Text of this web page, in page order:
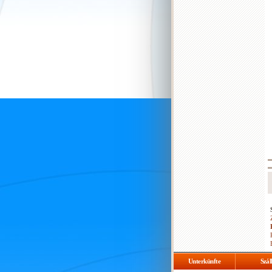
Unterkünfte